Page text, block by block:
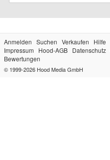
Anmelden Suchen Verkaufen
Hilfe
Impressum
Hood-AGB Datenschutz
Bewertungen
© 1999-2026 Hood Media GmbH